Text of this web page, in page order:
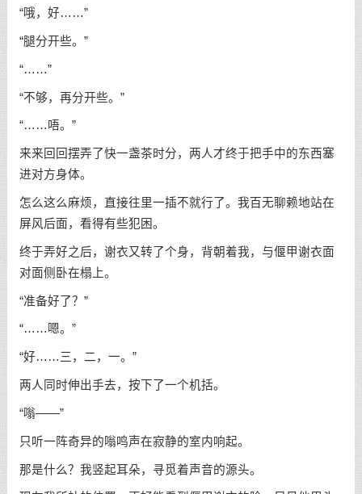
“哦，好……”
“腿分开些。”
“……”
“不够，再分开些。”
“……唔。”
来来回回摆弄了快一盏茶时分，两人才终于把手中的东西塞
进对方身体。
怎么这么麻烦，直接往里一插不就行了。我百无聊赖地站在
屏风后面，看得有些犯困。
终于弄好之后，谢衣又转了个身，背朝着我，与偃甲谢衣面
对面侧卧在榻上。
“准备好了？”
“……嗯。”
“好……三，二，一。”
两人同时伸出手去，按下了一个机括。
“嗡——”
只听一阵奇异的嗡鸣声在寂静的室内响起。
那是什么？我竖起耳朵，寻觅着声音的源头。